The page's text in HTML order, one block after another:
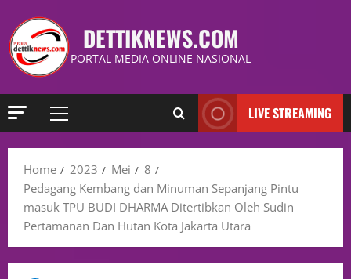
DETTIKNEWS.COM
PORTAL MEDIA ONLINE NASIONAL
LIVE STREAMING
Home 2023 Mei
8
Pedagang Kembang dan Minuman Sepanjang Pintu
masuk TPU BUDI DHARMA Ditertibkan Oleh Sudin
Pertamanan Dan Hutan Kota Jakarta Utara